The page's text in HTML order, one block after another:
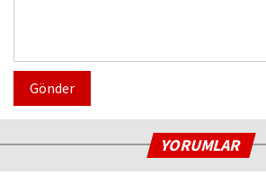
Gönder
YORUMLAR